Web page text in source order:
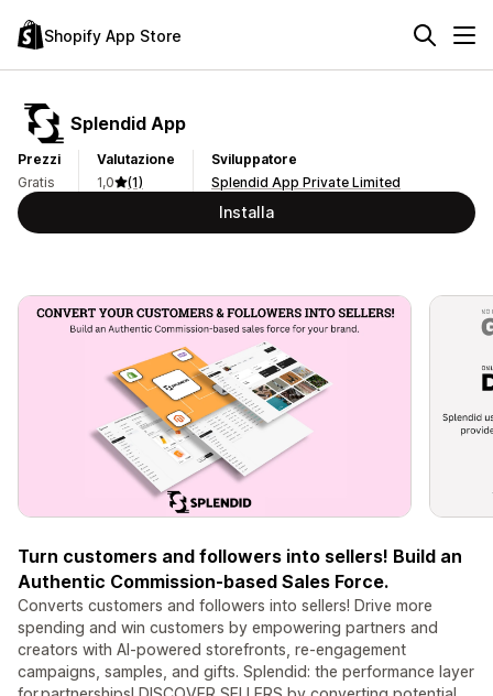
Shopify App Store
Splendid App
Prezzi
Gratis
Valutazione
1,0
(1)
Sviluppatore
Splendid App Private Limited
Installa
Turn customers and followers into sellers! Build an
Authentic Commission-based Sales Force.
Converts customers and followers into sellers! Drive more
spending and win customers by empowering partners and
creators with AI-powered storefronts, re-engagement
campaigns, samples, and gifts. Splendid: the performance layer